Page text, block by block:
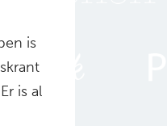
is
is al